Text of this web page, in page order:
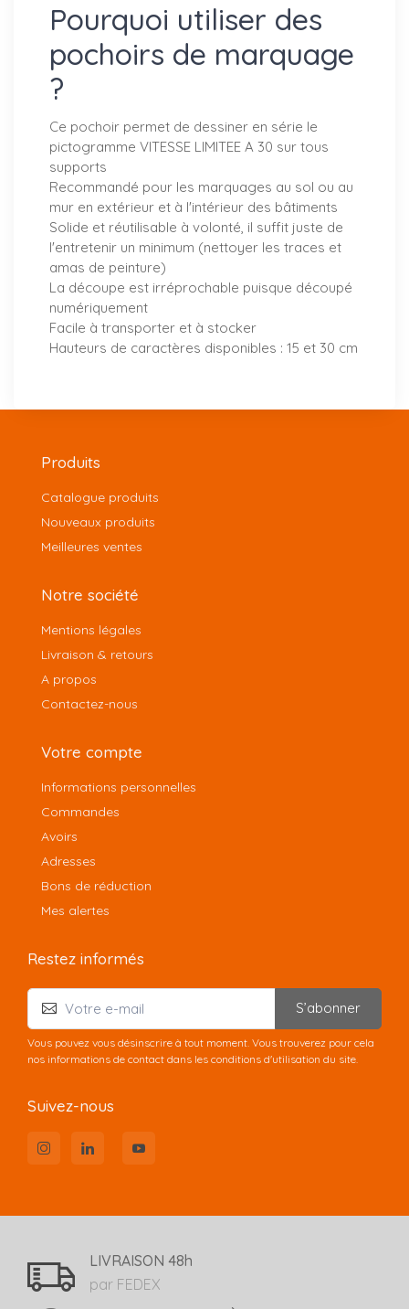
Pourquoi utiliser des
pochoirs de marquage
?
Ce pochoir permet de dessiner en série le
pictogramme VITESSE LIMITEE A 30 sur tous
supports
Recommandé pour les marquages au sol ou au
mur en extérieur et à l'intérieur des bâtiments
Solide et réutilisable à volonté, il suffit juste de
l'entretenir un minimum (nettoyer les traces et
amas de peinture)
La découpe est irréprochable puisque découpé
numériquement
Facile à transporter et à stocker
Hauteurs de caractères disponibles : 15 et 30 cm
Produits
Catalogue produits
Nouveaux produits
Meilleures ventes
Notre société
Mentions légales
Livraison & retours
A propos
Contactez-nous
Votre compte
Informations personnelles
Commandes
Avoirs
Adresses
Bons de réduction
Mes alertes
Restez informés
S’abonner
Vous pouvez vous désinscrire à tout moment. Vous trouverez pour cela
nos informations de contact dans les conditions d'utilisation du site.
Suivez-nous
LIVRAISON 48h
par FEDEX